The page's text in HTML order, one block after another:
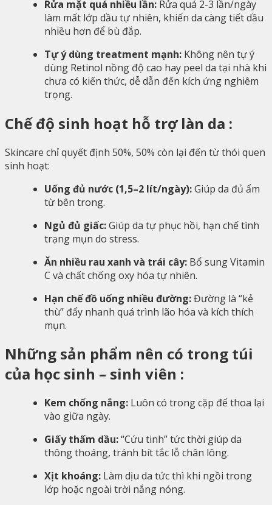
Rửa mặt quá nhiều lần: Rửa quá 2-3 lần/ngày
làm mất lớp dầu tự nhiên, khiến da càng tiết dầu
nhiều hơn để bù đắp.
Tự ý dùng treatment mạnh: Không nên tự ý
dùng Retinol nồng độ cao hay peel da tại nhà khi
chưa có kiến thức, dễ dẫn đến kích ứng nghiêm
trọng.
Chế độ sinh hoạt hỗ trợ làn da :
Skincare chỉ quyết định 50%, 50% còn lại đến từ thói quen
sinh hoạt:
Uống đủ nước (1,5–2 lít/ngày):Giúp da đủ ẩm
từ bên trong.
Ngủ đủ giấc:Giúp da tự phục hồi, hạn chế tình
trạng mụn do stress.
Ăn nhiều rau xanh và trái cây: Bổ sung Vitamin
C và chất chống oxy hóa tự nhiên.
Hạn chế đồ uống nhiều đường:Đường là “kẻ
thù” đẩy nhanh quá trình lão hóa và kích thích
mụn.
Những sản phẩm nên có trong túi
của học sinh – sinh viên :
Kem chống nắng: Luôn có trong cặp để thoa lại
vào giữa ngày.
Giấy thấm dầu:“Cứu tinh” tức thời giúp da
thông thoáng, tránh bít tắc lỗ chân lông.
Xịt khoáng: Làm dịu da tức thì khi ngồi trong
lớp hoặc ngoài trời nắng nóng.